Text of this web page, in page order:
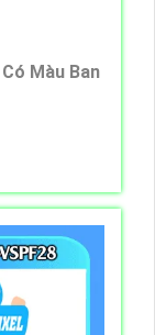
Màu Ban